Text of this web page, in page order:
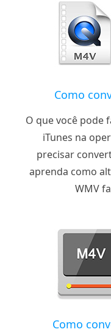
Como
O que você pode
iTunes na
precisar
aprenda como
WMV
Como